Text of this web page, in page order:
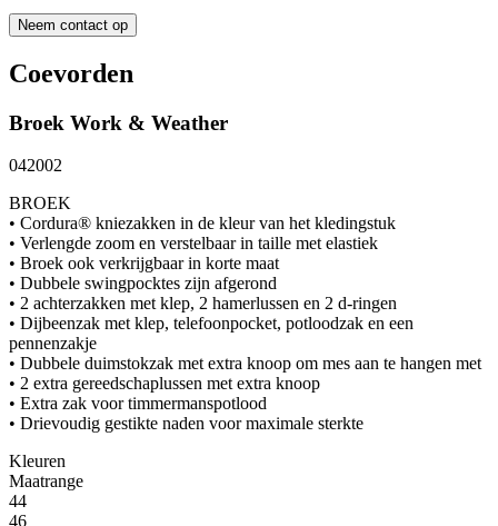
Neem contact op
Coevorden
Broek Work & Weather
042002
BROEK
• Cordura® kniezakken in de kleur van het kledingstuk
• Verlengde zoom en verstelbaar in taille met elastiek
• Broek ook verkrijgbaar in korte maat
• Dubbele swingpocktes zijn afgerond
• 2 achterzakken met klep, 2 hamerlussen en 2 d-ringen
• Dijbeenzak met klep, telefoonpocket, potloodzak en een
pennenzakje
• Dubbele duimstokzak met extra knoop om mes aan te hangen met
• 2 extra gereedschaplussen met extra knoop
• Extra zak voor timmermanspotlood
• Drievoudig gestikte naden voor maximale sterkte
Kleuren
Maatrange
44
46